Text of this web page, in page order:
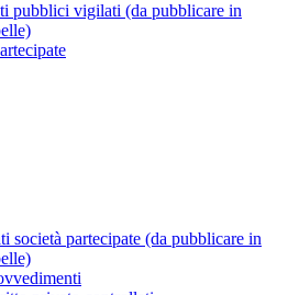
pubblici vigilati (da pubblicare in
società partecipate (da pubblicare in